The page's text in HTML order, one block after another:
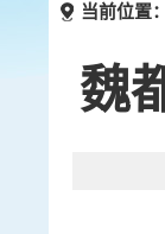
当前位置：
魏